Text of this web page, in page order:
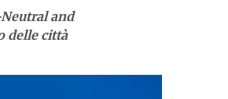
and
delle città